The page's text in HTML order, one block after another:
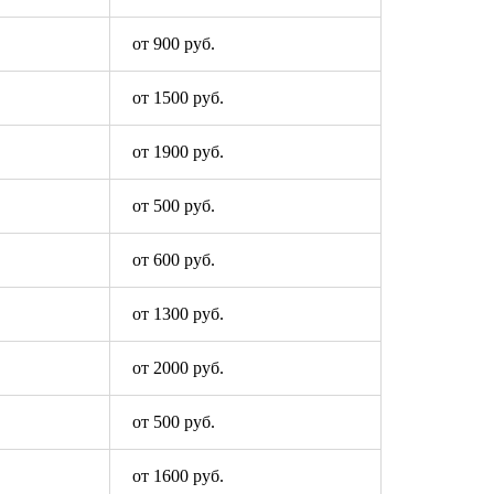
от 900 руб.
от 1500 руб.
от 1900 руб.
от 500 руб.
от 600 руб.
от 1300 руб.
от 2000 руб.
от 500 руб.
от 1600 руб.